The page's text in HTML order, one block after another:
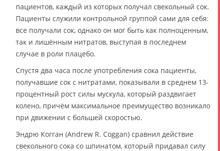
пациентов, каждый из которых получал свекольный сок.
Пациенты служили контрольной группой сами для себя:
все получали сок, однако он мог быть как полноценным,
так и лишённым нитратов, выступая в последнем
случае в роли плацебо.
Спустя два часа после употребления сока пациенты,
получавшие сок с нитратами, показывали в среднем 13-
процентный рост силы мускула, который раздвигает
колено, причём максимальное преимущество возникало
при движении с большей скоростью.
Эндрю Когган (Andrew R. Coggan) сравнил действие
свекольного сока со шпинатом, который придавал силу